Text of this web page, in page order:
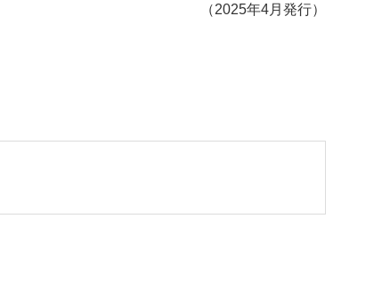
（2025年4月発行）